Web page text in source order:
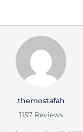
themostafah
1157 Reviews